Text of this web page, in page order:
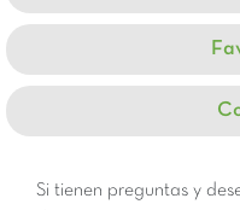
Si tienen preguntas y